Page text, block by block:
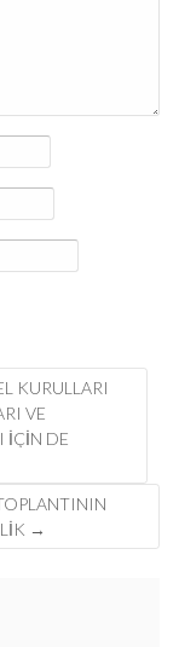
KURULLARI
VE
IÇIN DE
→